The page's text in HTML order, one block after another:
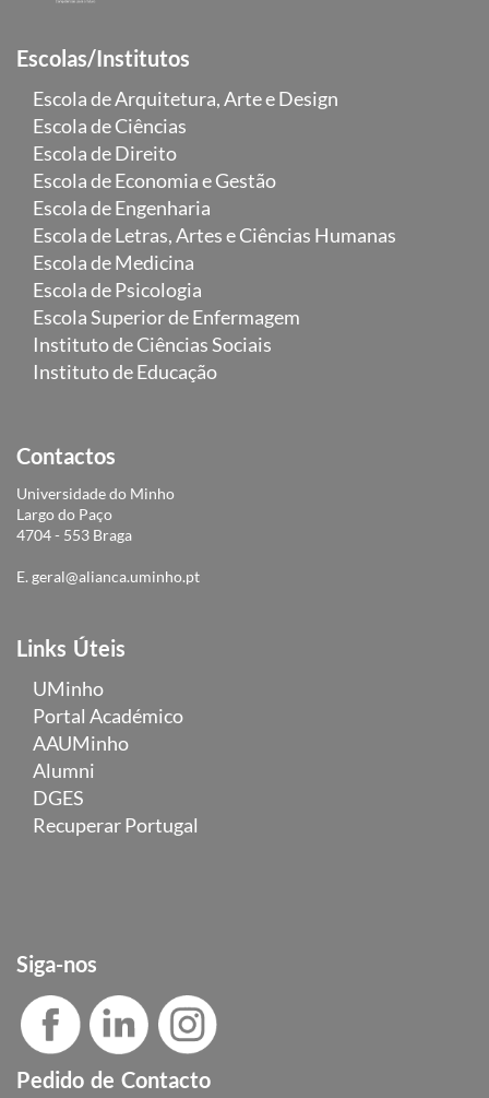
Escolas/Institutos
Escola de Arquitetura, Arte e Design
Escola de Ciências
Escola de Direito
Escola de Economia e Gestão
Escola de Engenharia
Escola de Letras, Artes e Ciências Humanas
Escola de Medicina
Escola de Psicologia
Escola Superior de Enfermagem
Instituto de Ciências Sociais
Instituto de Educação
Contactos
Universidade do Minho
Largo do Paço
4704 - 553 Braga
E. geral@alianca.uminho.pt
Links Úteis
UMinho
Portal Académico
AAUMinho
Alumni
DGES
Recuperar Portugal
Siga-nos
Pedido de Contacto